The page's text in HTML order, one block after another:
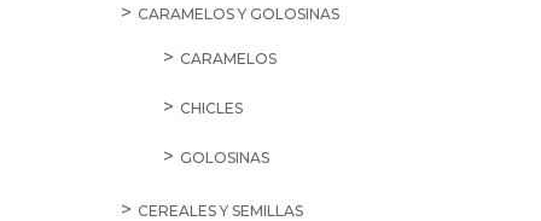
CARAMELOS Y GOLOSINAS
CARAMELOS
CHICLES
GOLOSINAS
CEREALES Y SEMILLAS